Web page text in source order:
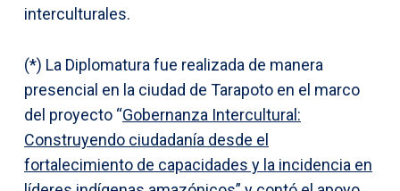
interculturales.
(*) La Diplomatura fue realizada de manera
presencial en la ciudad de Tarapoto en el marco
del proyecto “Gobernanza Intercultural:
Construyendo ciudadanía desde el
fortalecimiento de capacidades y la incidencia en